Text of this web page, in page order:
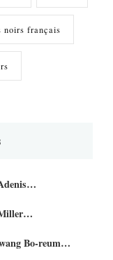
noirs français
Miller…
Bo-reum…